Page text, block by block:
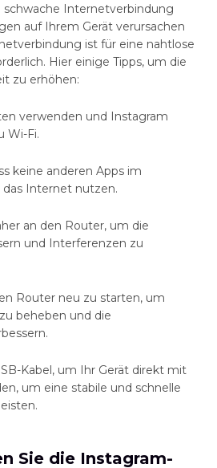
Internetverbindung
auf Ihrem Gerät verursachen
ist für eine nahtlose
Hier einige Tipps, um die
zu erhöhen:
verwenden und Instagram
Wi-Fi.
keine anderen Apps im
Internet nutzen.
an den Router, um die
und Interferenzen zu
Router neu zu starten, um
beheben und die
Kabel, um Ihr Gerät direkt mit
um eine stabile und schnelle
Sie die Instagram-